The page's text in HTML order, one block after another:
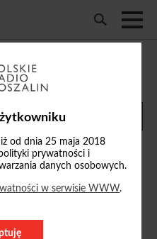
od dnia 25 maja 2018
prywatności i
danych osobowych.
w serwisie WWW.
Pacholczyk